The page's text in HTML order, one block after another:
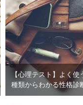
【心理テスト】よく
種類からわかる性格診